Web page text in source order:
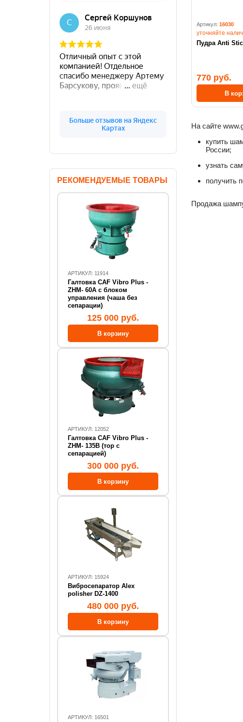
РЕКОМЕНДУЕМЫЕ ТОВАРЫ
АРТИКУЛ: 11914
Галтовка CAF Vibro Plus -
ZHM- 60А с блоком
управления (чаша без
сепарации)
125 000 руб.
АРТИКУЛ: 12052
Галтовка CAF Vibro Plus -
ZHM- 135В (тор с
сепарацией)
300 000 руб.
АРТИКУЛ: 15924
Вибросепаратор Alex
polisher DZ-1400
480 000 руб.
АРТИКУЛ: 16501
Артикул: 16030
уточняйте
Пудра Anti
770 руб.
В
На сайте
купить
России;
узнать
получить
Продажа